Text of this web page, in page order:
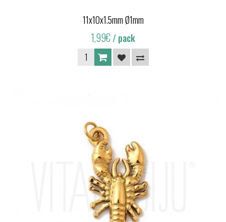
11x10x1.5mm Ø1mm
1,99€/ pack